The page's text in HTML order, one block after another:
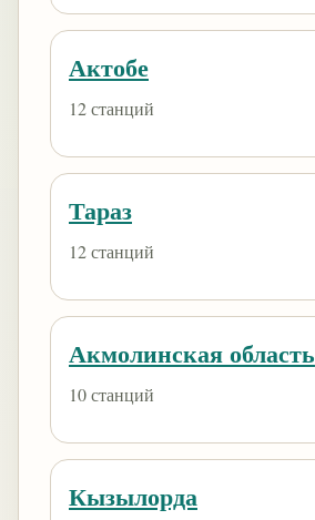
Актобе
12 станций
Тараз
12 станций
Акмолинская область
10 станций
Кызылорда